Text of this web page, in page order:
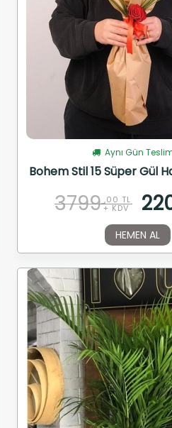
Aynı Gün
Bohem Stil 15 Süper Gül
3799 ,00 TL
+ KDV
HEMEN AL